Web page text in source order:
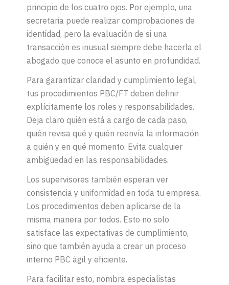
principio de los cuatro ojos. Por ejemplo, una
secretaria puede realizar comprobaciones de
identidad, pero la evaluación de si una
transacción es inusual siempre debe hacerla el
abogado que conoce el asunto en profundidad.
Para garantizar claridad y cumplimiento legal,
tus procedimientos PBC/FT deben definir
explícitamente los roles y responsabilidades.
Deja claro quién está a cargo de cada paso,
quién revisa qué y quién reenvía la información
a quién y en qué momento. Evita cualquier
ambigüedad en las responsabilidades.
Los supervisores también esperan ver
consistencia y uniformidad en toda tu empresa.
Los procedimientos deben aplicarse de la
misma manera por todos. Esto no solo
satisface las expectativas de cumplimiento,
sino que también ayuda a crear un proceso
interno PBC ágil y eficiente.
Para facilitar esto, nombra especialistas